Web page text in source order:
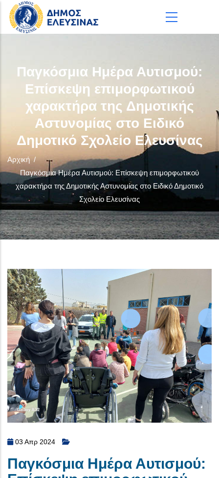
Παράκαμψη προς το κυρίως περιεχόμενο
Παγκόσμια Ημέρα Αυτισμού:
Επίσκεψη επιμορφωτικού
χαρακτήρα της Δημοτικής
Αστυνομίας στο Ειδικό
Δημοτικό Σχολείο Ελευσίνας
Αρχική /
Παγκόσμια Ημέρα Αυτισμού: Επίσκεψη επιμορφωτικού
χαρακτήρα της Δημοτικής Αστυνομίας στο Ειδικό Δημοτικό
Σχολείο Ελευσίνας
03 Απρ 2024
Παγκόσμια Ημέρα Αυτισμού: